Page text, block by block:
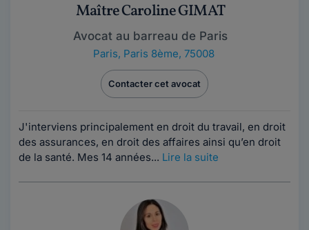
Maître Caroline GIMAT
Avocat au barreau de Paris
Paris, Paris 8ème, 75008
Contacter cet avocat
J'interviens principalement en droit du travail, en droit
des assurances, en droit des affaires ainsi qu’en droit
de la santé. Mes 14 années... Lire la suite